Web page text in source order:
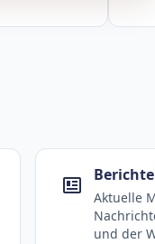
Aktuelle
und der